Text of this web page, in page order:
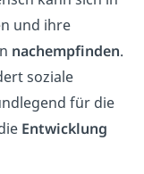
und ihre
nachempfinden.
soziale
für die
Entwicklung